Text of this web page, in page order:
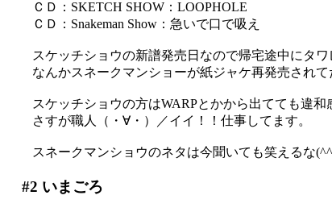
ＣＤ：SKETCH SHOW：LOOPHOLE
ＣＤ：Snakeman Show：急いで口で吸え
スケッチショウの新譜発売日なので帰宅途中にタ
なんかスネークマンショーが紙ジャケ再発売され
スケッチショウの方はWARPとかから出てても違
さすが職人（・∀・）／イイ！！仕事してます。
スネークマンショウのネタは今聞いても笑えるな
#2 いまごろ